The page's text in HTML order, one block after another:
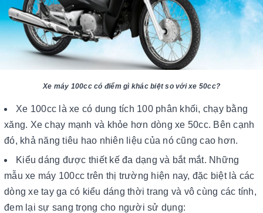
Xe máy 100cc có điểm gì khác biệt so với xe 50cc?
Xe 100cc là xe có dung tích 100 phân khối, chạy bằng
xăng. Xe chạy mạnh và khỏe hơn dòng xe 50cc. Bên cạnh
đó, khả năng tiêu hao nhiên liệu của nó cũng cao hơn.
Kiểu dáng được thiết kế đa dạng và bắt mắt. Những
mẫu xe máy 100cc trên thị trường hiện nay, đặc biệt là các
dòng xe tay ga có kiểu dáng thời trang và vô cùng các tính,
đem lại sự sang trọng cho người sử dụng: